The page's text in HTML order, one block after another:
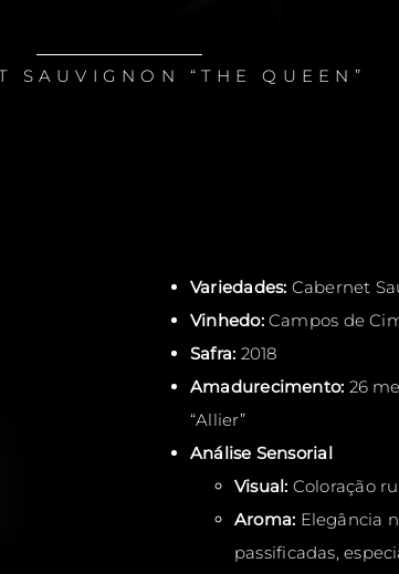
SAUVIGNON “THE QUEEN”
Variedades: Cabernet
Vinhedo:Campos de
Safra: 2018
Amadurecimento: 26
“Allier”
Análise Sensorial
Visual: Coloração
Aroma: Elegância
passificadas,